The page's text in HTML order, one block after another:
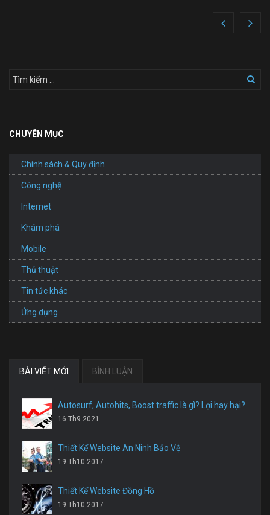
CHUYÊN MỤC
Chính sách & Quy định
Công nghệ
Internet
Khám phá
Mobile
Thủ thuật
Tin tức khác
Ứng dụng
BÀI VIẾT MỚI BÌNH LUẬN
Autosurf, Autohits, Boost traffic là gì? Lợi hay hại?
16 Th9 2021
Thiết Kế Website An Ninh Bảo Vệ
19 Th10 2017
Thiết Kế Website Đồng Hồ
19 Th10 2017